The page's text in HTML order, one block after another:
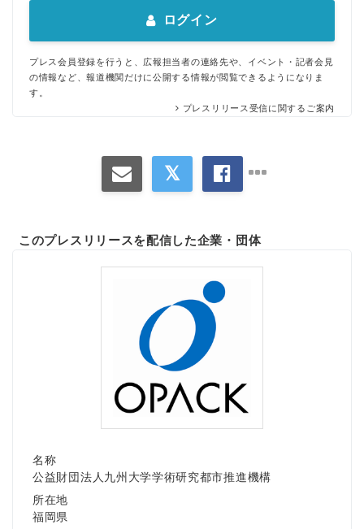
ログイン
プレス会員登録を行うと、広報担当者の連絡先や、イベント・記者会見
の情報など、報道機関だけに公開する情報が閲覧できるようになりま
す。
プレスリリース受信に関するご案内
このプレスリリースを配信した企業・団体
名称
公益財団法人九州大学学術研究都市推進機構
所在地
福岡県